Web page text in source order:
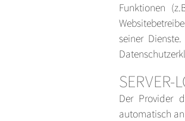
Funktionen
seiner
SERVER-
Der Provider
automatisch